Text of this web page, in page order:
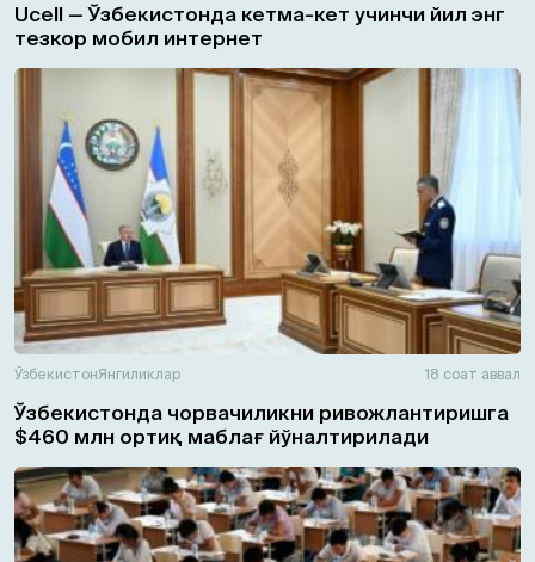
Ucell — Ўзбекистонда кетма-кет учинчи йил энг
тезкор мобил интернет
ЎзбекистонЯнгиликлар 18 соат аввал
Ўзбекистонда чорвачиликни ривожлантиришга
$460 млн ортиқ маблағ йўналтирилади